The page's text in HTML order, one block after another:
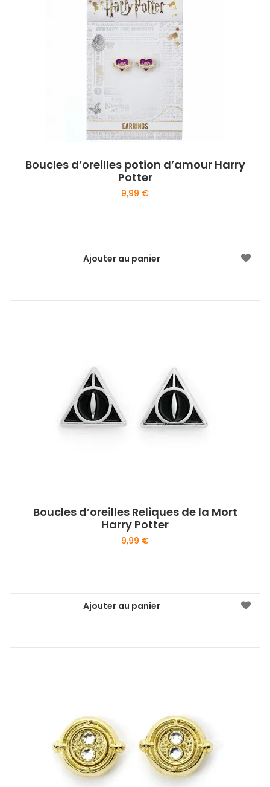
Boucles d’oreilles potion d’amour Harry
Potter
9,99 €
Ajouter au panier
Boucles d’oreilles Reliques de la Mort
Harry Potter
9,99 €
Ajouter au panier